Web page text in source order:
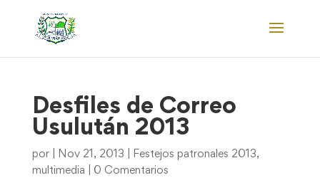
Desfiles de Correo
Usulután 2013
por Nov 21, 2013 Festejos patronales 2013,
multimedia
0 Comentarios